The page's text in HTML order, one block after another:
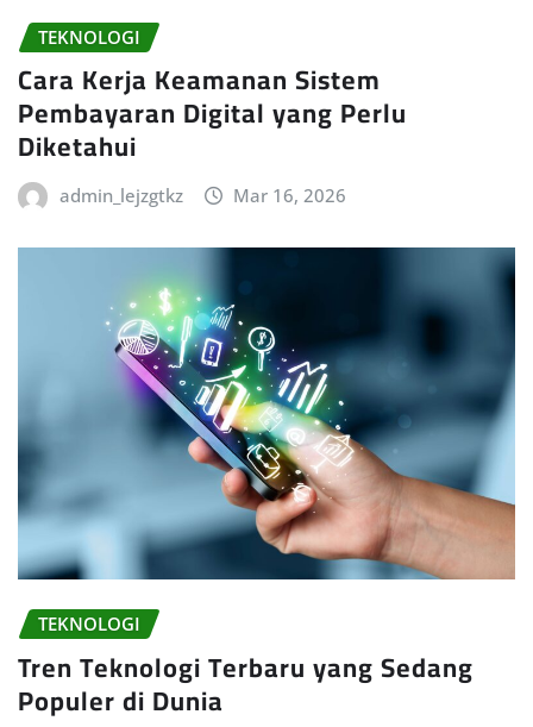
TEKNOLOGI
Cara Kerja Keamanan Sistem
Pembayaran Digital yang Perlu
Diketahui
admin_lejzgtkz Mar 16, 2026
TEKNOLOGI
Tren Teknologi Terbaru yang Sedang
Populer di Dunia